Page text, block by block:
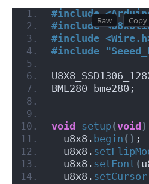
#include
#include
#include
#include
BME280 bme280;
void setup (void )
  u8x8.
begin () ;
  u8x8.
  u8x8.
setFont (
  u8x8.
setCursor